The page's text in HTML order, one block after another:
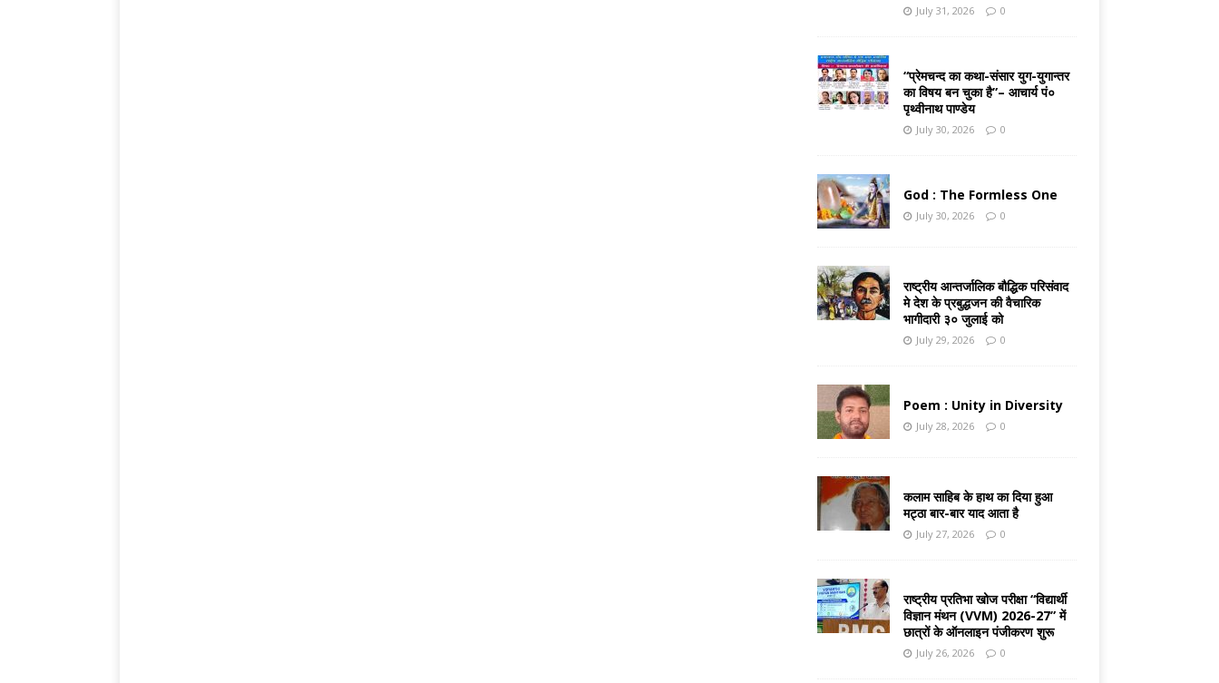
July 31, 2026 0
“प्रेमचन्द का कथा-संसार युग-युगान्तर
का विषय बन चुका है”– आचार्य पं०
पृथ्वीनाथ पाण्डेय
July 30, 2026 0
God : The Formless One
July 30, 2026 0
राष्ट्रीय आन्तर्जालिक बौद्धिक परिसंवाद
मे देश के प्रबुद्धजन की वैचारिक
भागीदारी ३० जुलाई को
July 29, 2026 0
Poem : Unity in Diversity
July 28, 2026 0
कलाम साहिब के हाथ का दिया हुआ
मट्ठा बार-बार याद आता है
July 27, 2026 0
राष्ट्रीय प्रतिभा खोज परीक्षा “विद्यार्थी
विज्ञान मंथन (VVM) 2026-27” में
छात्रों के ऑनलाइन पंजीकरण शुरू
July 26, 2026 0